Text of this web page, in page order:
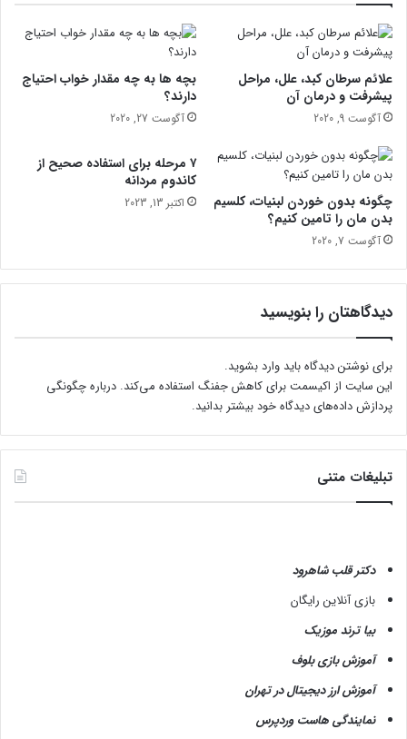
و
ی
ز
م
ی
ک
د
م
ح
ی
و
ا
ن
ا
ت
ه
س
ن
د
؟
علائم سرطان کبد، علل، مراحل
پیشرفت و درمان آن
آگوست 9, 2020
بچه ها به چه مقدار خواب احتیاج
دارند؟
آگوست 27, 2020
چگونه بدون خوردن لبنیات، کلسیم
بدن مان را تامین کنیم؟
آگوست 7, 2020
۷ مرحله برای استفاده صحیح از
کاندوم مردانه
اکتبر 13, 2023
دیدگاهتان را بنویسید
برای نوشتن دیدگاه باید وارد بشوید.
این سایت از اکیسمت برای کاهش جفنگ استفاده می‌کند. درباره چگونگی
پردازش داده‌های دیدگاه خود بیشتر بدانید.
تبلیغات متنی
دکتر قلب شاهرود
بازی آنلاین رایگان
بیا ترند موزیک
آموزش بازی بلوف
آموزش ارز دیجیتال در تهران
نمایندگی هاست وردپرس